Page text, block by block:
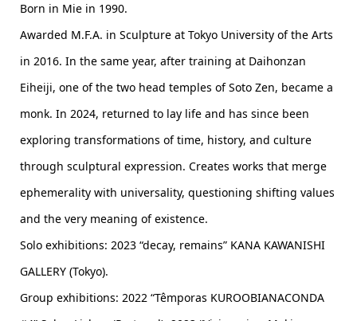
Born in Mie in 1990.
Awarded M.F.A. in Sculpture at Tokyo University of the Arts
in 2016. In the same year, after training at Daihonzan
Eiheiji, one of the two head temples of Soto Zen, became a
monk. In 2024, returned to lay life and has since been
exploring transformations of time, history, and culture
through sculptural expression. Creates works that merge
ephemerality with universality, questioning shifting values
and the very meaning of existence.
Solo exhibitions: 2023 “decay, remains” KANA KAWANISHI
GALLERY (Tokyo).
Group exhibitions: 2022 “Têmporas KUROOBIANACONDA